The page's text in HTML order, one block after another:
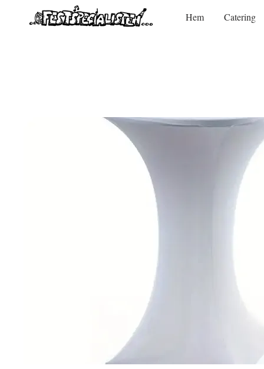
Hem Catering